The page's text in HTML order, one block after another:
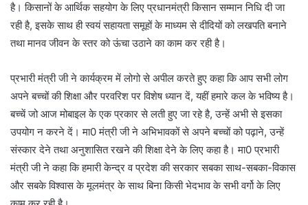
है। किसानों के आर्थिक सहयोग के लिए प्रधानमंत्री किसान सम्मान निधि दी जा
रही है, इसके साथ ही स्वयं सहायता समूहों के माध्यम से दीदियों को लखपति बनाने
तथा मानव जीवन के स्तर को ऊंचा उठाने का काम कर रही है।
प्रभारी मंत्री जी ने कार्यक्रम में लोगो से अपील करते हुए कहा कि आप सभी लोग
अपने बच्चों की शिक्षा और परवरिश पर विशेष ध्यान दें, यहीं हमारे कल के भविष्य है।
बच्चें जो आज मोबाइल के एक प्रकार से लती हुए जा रहे है, उन्हें अभी से इसका
उपयोग न करने दें। मा0 मंत्री जी ने अभिभावकों से अपने बच्चों को पढ़ाने, उन्हें
संस्कार देने तथा अनुशासित रखने की शिक्षा देने के लिए कहा है। मा0 प्रभारी
मंत्री जी ने कहा कि हमारी केन्द्र व प्रदेश की सरकार सबका साथ-सबका-विकास
और सबके विश्वास के मूलमंत्र के साथ बिना किसी भेदभाव के सभी वर्गो के लिए